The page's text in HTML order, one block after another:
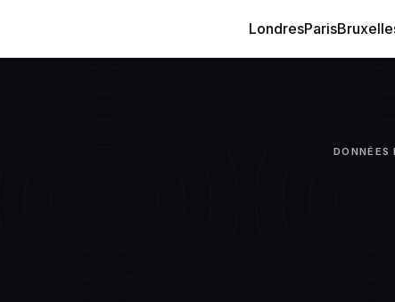
LondresParis
DONNÉES